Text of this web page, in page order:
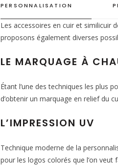
PERSONNALISATION
Les accessoires en cuir et similicuir
proposons également diverses
LE MARQUAGE À
Étant l’une des techniques les plus
d’obtenir un marquage en relief du
L’IMPRESSION UV
Technique moderne de la
pour les logos colorés que l’on veut